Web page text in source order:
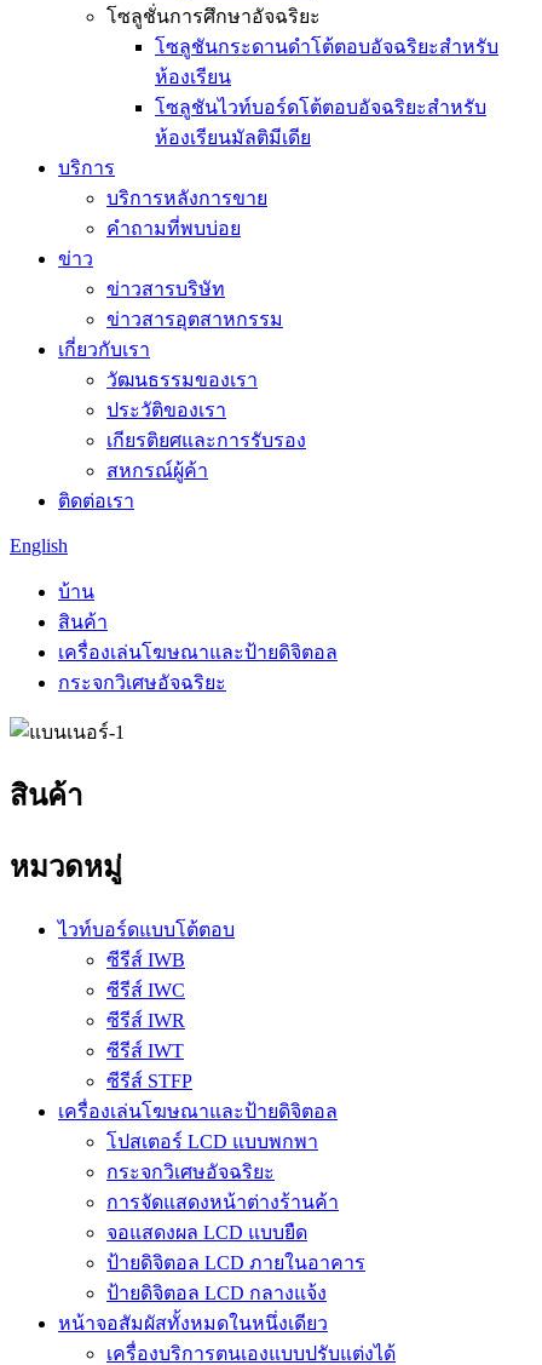
โซลูชั่นการศึกษาอัจฉริยะ
โซลูชันกระดานดำโต้ตอบอัจฉริยะสำหรับ
ห้องเรียน
โซลูชันไวท์บอร์ดโต้ตอบอัจฉริยะสำหรับ
ห้องเรียนมัลติมีเดีย
บริการ
บริการหลังการขาย
คำถามที่พบบ่อย
ข่าว
ข่าวสารบริษัท
ข่าวสารอุตสาหกรรม
เกี่ยวกับเรา
วัฒนธรรมของเรา
ประวัติของเรา
เกียรติยศและการรับรอง
สหกรณ์ผู้ค้า
ติดต่อเรา
English
บ้าน
สินค้า
เครื่องเล่นโฆษณาและป้ายดิจิตอล
กระจกวิเศษอัจฉริยะ
สินค้า
หมวดหมู่
ไวท์บอร์ดแบบโต้ตอบ
ซีรีส์ IWB
ซีรีส์ IWC
ซีรีส์ IWR
ซีรีส์ IWT
ซีรีส์ STFP
เครื่องเล่นโฆษณาและป้ายดิจิตอล
โปสเตอร์ LCD แบบพกพา
กระจกวิเศษอัจฉริยะ
การจัดแสดงหน้าต่างร้านค้า
จอแสดงผล LCD แบบยืด
ป้ายดิจิตอล LCD ภายในอาคาร
ป้ายดิจิตอล LCD กลางแจ้ง
หน้าจอสัมผัสทั้งหมดในหนึ่งเดียว
เครื่องบริการตนเองแบบปรับแต่งได้